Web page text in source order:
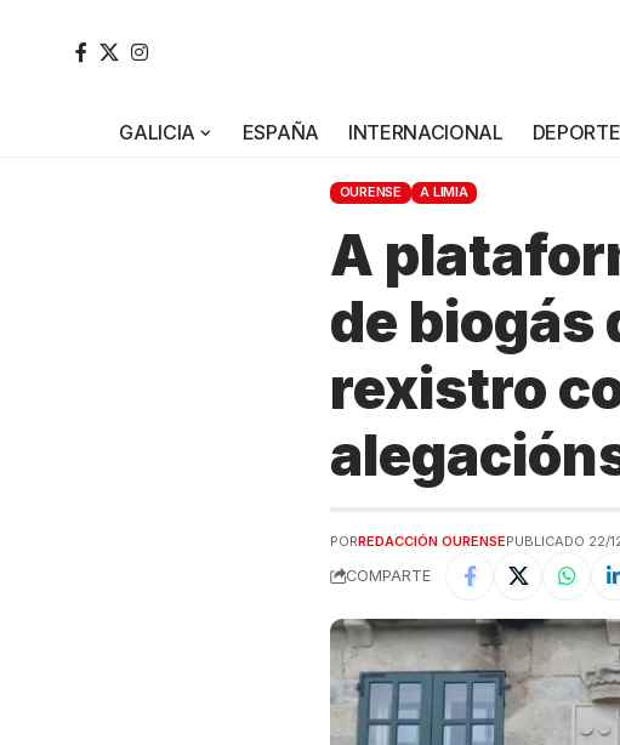
GALICIA ESPAÑA INTERNACIONAL
OURENSE A LIMIA
A
de biogás
rexistro
PORREDACCIÓN OURENSEPUBLICADO 22/
COMPARTE